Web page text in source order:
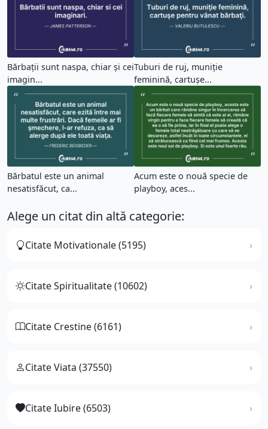
Bărbații sunt naspa, chiar și cei
imagin...
Tuburi de ruj, muniţie
feminină, cartuşe...
Bărbatul este un animal
nesatisfăcut, ca...
Acum este o nouă specie de
playboy, aces...
Alege un citat din altă categorie:
Citate Motivationale (5195)
Citate Spiritualitate (10602)
Citate Crestine (6161)
Citate Viata (37550)
Citate Iubire (6503)